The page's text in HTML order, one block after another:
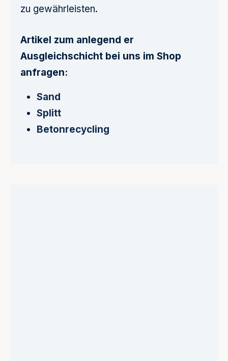
zu gewährleisten.
Artikel zum anlegend er
Ausgleichschicht bei uns im Shop
anfragen:
Sand
Splitt
Betonrecycling